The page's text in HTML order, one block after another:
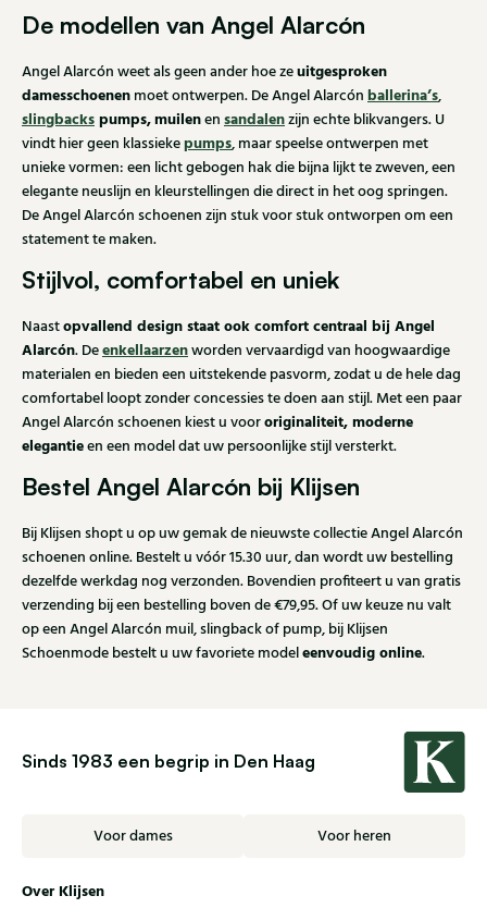
De modellen van Angel Alarcón
Angel Alarcón weet als geen ander hoe zeuitgesproken
damesschoenen moet ontwerpen. De Angel Alarcón ballerina’s,
slingbackspumps,muilenen sandalenzijn echte blikvangers. U
vindt hier geen klassiekepumps, maar speelse ontwerpen met
unieke vormen: een licht gebogen hak die bijna lijkt te zweven, een
elegante neuslijn en kleurstellingen die direct in het oog springen.
De Angel Alarcón schoenen zijn stuk voor stuk ontworpen om een
statement te maken.
Stijlvol, comfortabel en uniek
Naastopvallend design staat ook comfort centraal bij Angel
Alarcón. Deenkellaarzenworden vervaardigd van hoogwaardige
materialen en bieden een uitstekende pasvorm, zodat u de hele dag
comfortabel loopt zonder concessies te doen aan stijl. Met een paar
Angel Alarcón schoenen kiest u voororiginaliteit, moderne
elegantieen een model dat uw persoonlijke stijl versterkt.
Bestel Angel Alarcón bij Klijsen
Bij Klijsen shopt u op uw gemak de nieuwste collectie Angel Alarcón
schoenen online. Bestelt u vóór 15.30 uur, dan wordt uw bestelling
dezelfde werkdag nog verzonden. Bovendien profiteert u van gratis
verzending bij een bestelling boven de €79,95. Of uw keuze nu valt
op een Angel Alarcón muil, slingback of pump, bij Klijsen
Schoenmode bestelt u uw favoriete modeleenvoudig online.
Sinds 1983 een begrip in Den Haag
Voor dames Voor heren
Over Klijsen